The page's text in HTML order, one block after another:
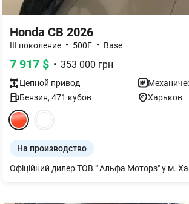
Honda CB 2026
III поколение • 500F • Base
7 917 $ • 353 000 грн
Цепной привод
Бензин, 471 кубов Харьков
На производство
Офіційний дилер ТОВ " Альфа Моторз" у м.